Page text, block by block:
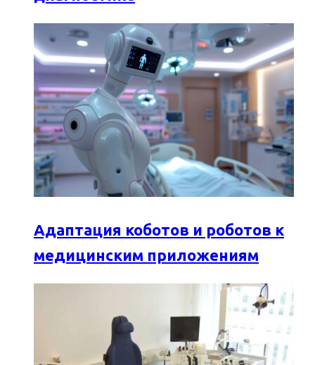
Адаптация коботов и роботов к
медицинским приложениям